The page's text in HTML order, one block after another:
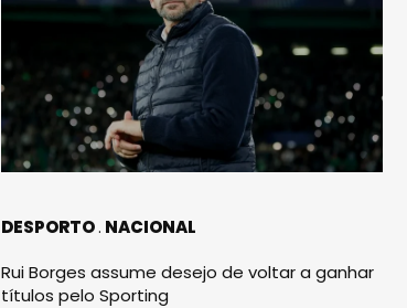
DESPORTO NACIONAL
Rui Borges assume desejo de voltar a ganhar
títulos pelo Sporting